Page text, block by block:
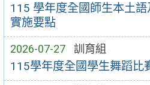
115 學年度全國師生本土
實施要點
2026-07-27 訓育組
115學年度全國學生舞蹈比